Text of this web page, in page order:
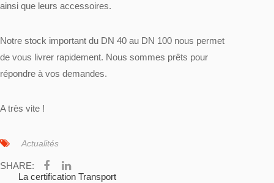
ainsi que leurs accessoires.
Notre stock important du DN 40 au DN 100 nous permet
de vous livrer rapidement. Nous sommes prêts pour
répondre à vos demandes.
A très vite !
Actualités
SHARE:
La certification Transport